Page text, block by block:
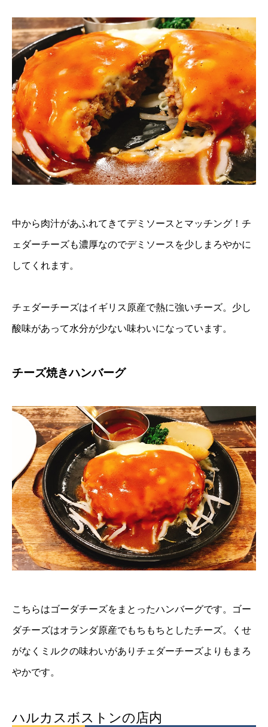
中から肉汁があふれてきてデミソースとマッチング！チ
ェダーチーズも濃厚なのでデミソースを少しまろやかに
してくれます。
チェダーチーズはイギリス原産で熱に強いチーズ。少し
酸味があって水分が少ない味わいになっています。
チーズ焼きハンバーグ
こちらはゴーダチーズをまとったハンバーグです。ゴー
ダチーズはオランダ原産でもちもちとしたチーズ。くせ
がなくミルクの味わいがありチェダーチーズよりもまろ
やかです。
ハルカスボストンの店内